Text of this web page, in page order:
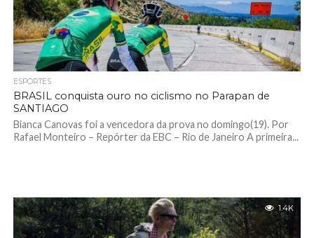
ESPORTES
BRASIL conquista ouro no ciclismo no Parapan de
SANTIAGO
Bianca Canovas foi a vencedora da prova no domingo(19). Por
Rafael Monteiro – Repórter da EBC – Rio de Janeiro A primeira...
1.4K